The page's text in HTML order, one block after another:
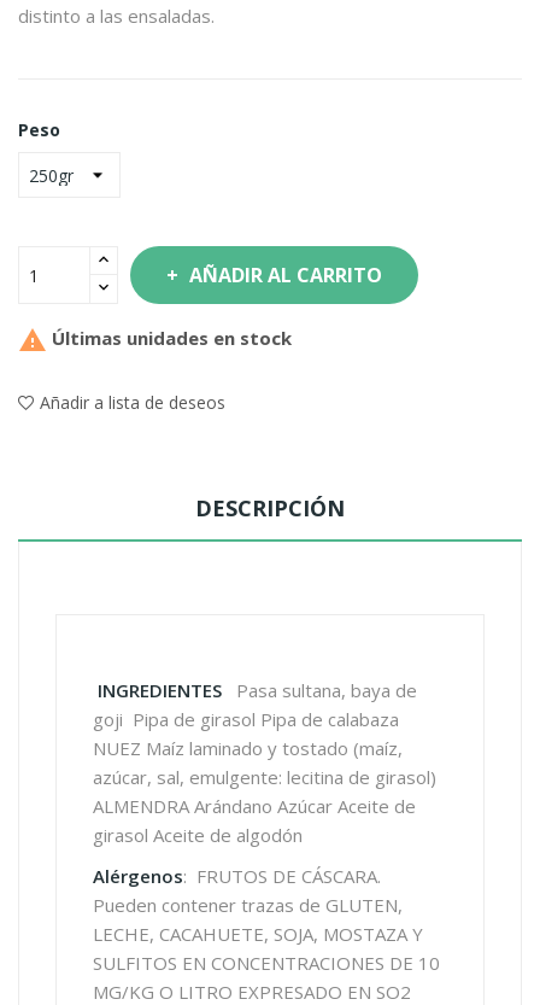
distinto a las ensaladas.
Peso
AÑADIR AL CARRITO
 Últimas unidades en stock
Añadir a lista de deseos
DESCRIPCIÓN
INGREDIENTES Pasa sultana, baya de
goji Pipa de girasol Pipa de calabaza
NUEZ Maíz laminado y tostado (maíz,
azúcar, sal, emulgente: lecitina de girasol)
ALMENDRA Arándano Azúcar Aceite de
girasol Aceite de algodón
Alérgenos: FRUTOS DE CÁSCARA.
Pueden contener trazas de GLUTEN,
LECHE, CACAHUETE, SOJA, MOSTAZA Y
SULFITOS EN CONCENTRACIONES DE 10
MG/KG O LITRO EXPRESADO EN SO2